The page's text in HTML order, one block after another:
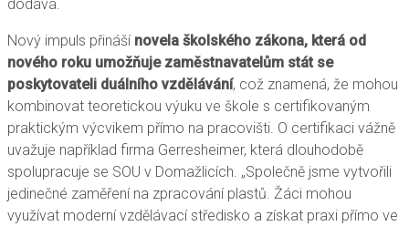
dodává.
Nový impuls přináší novela školského zákona, která od
nového roku umožňuje zaměstnavatelům stát se
poskytovateli duálního vzdělávání, což znamená, že mohou
kombinovat teoretickou výuku ve škole s certifikovaným
praktickým výcvikem přímo na pracovišti. O certifikaci vážně
uvažuje například firma Gerresheimer, která dlouhodobě
spolupracuje se SOU v Domažlicích. „Společně jsme vytvořili
jedinečné zaměření na zpracování plastů. Žáci mohou
využívat moderní vzdělávací středisko a získat praxi přímo ve